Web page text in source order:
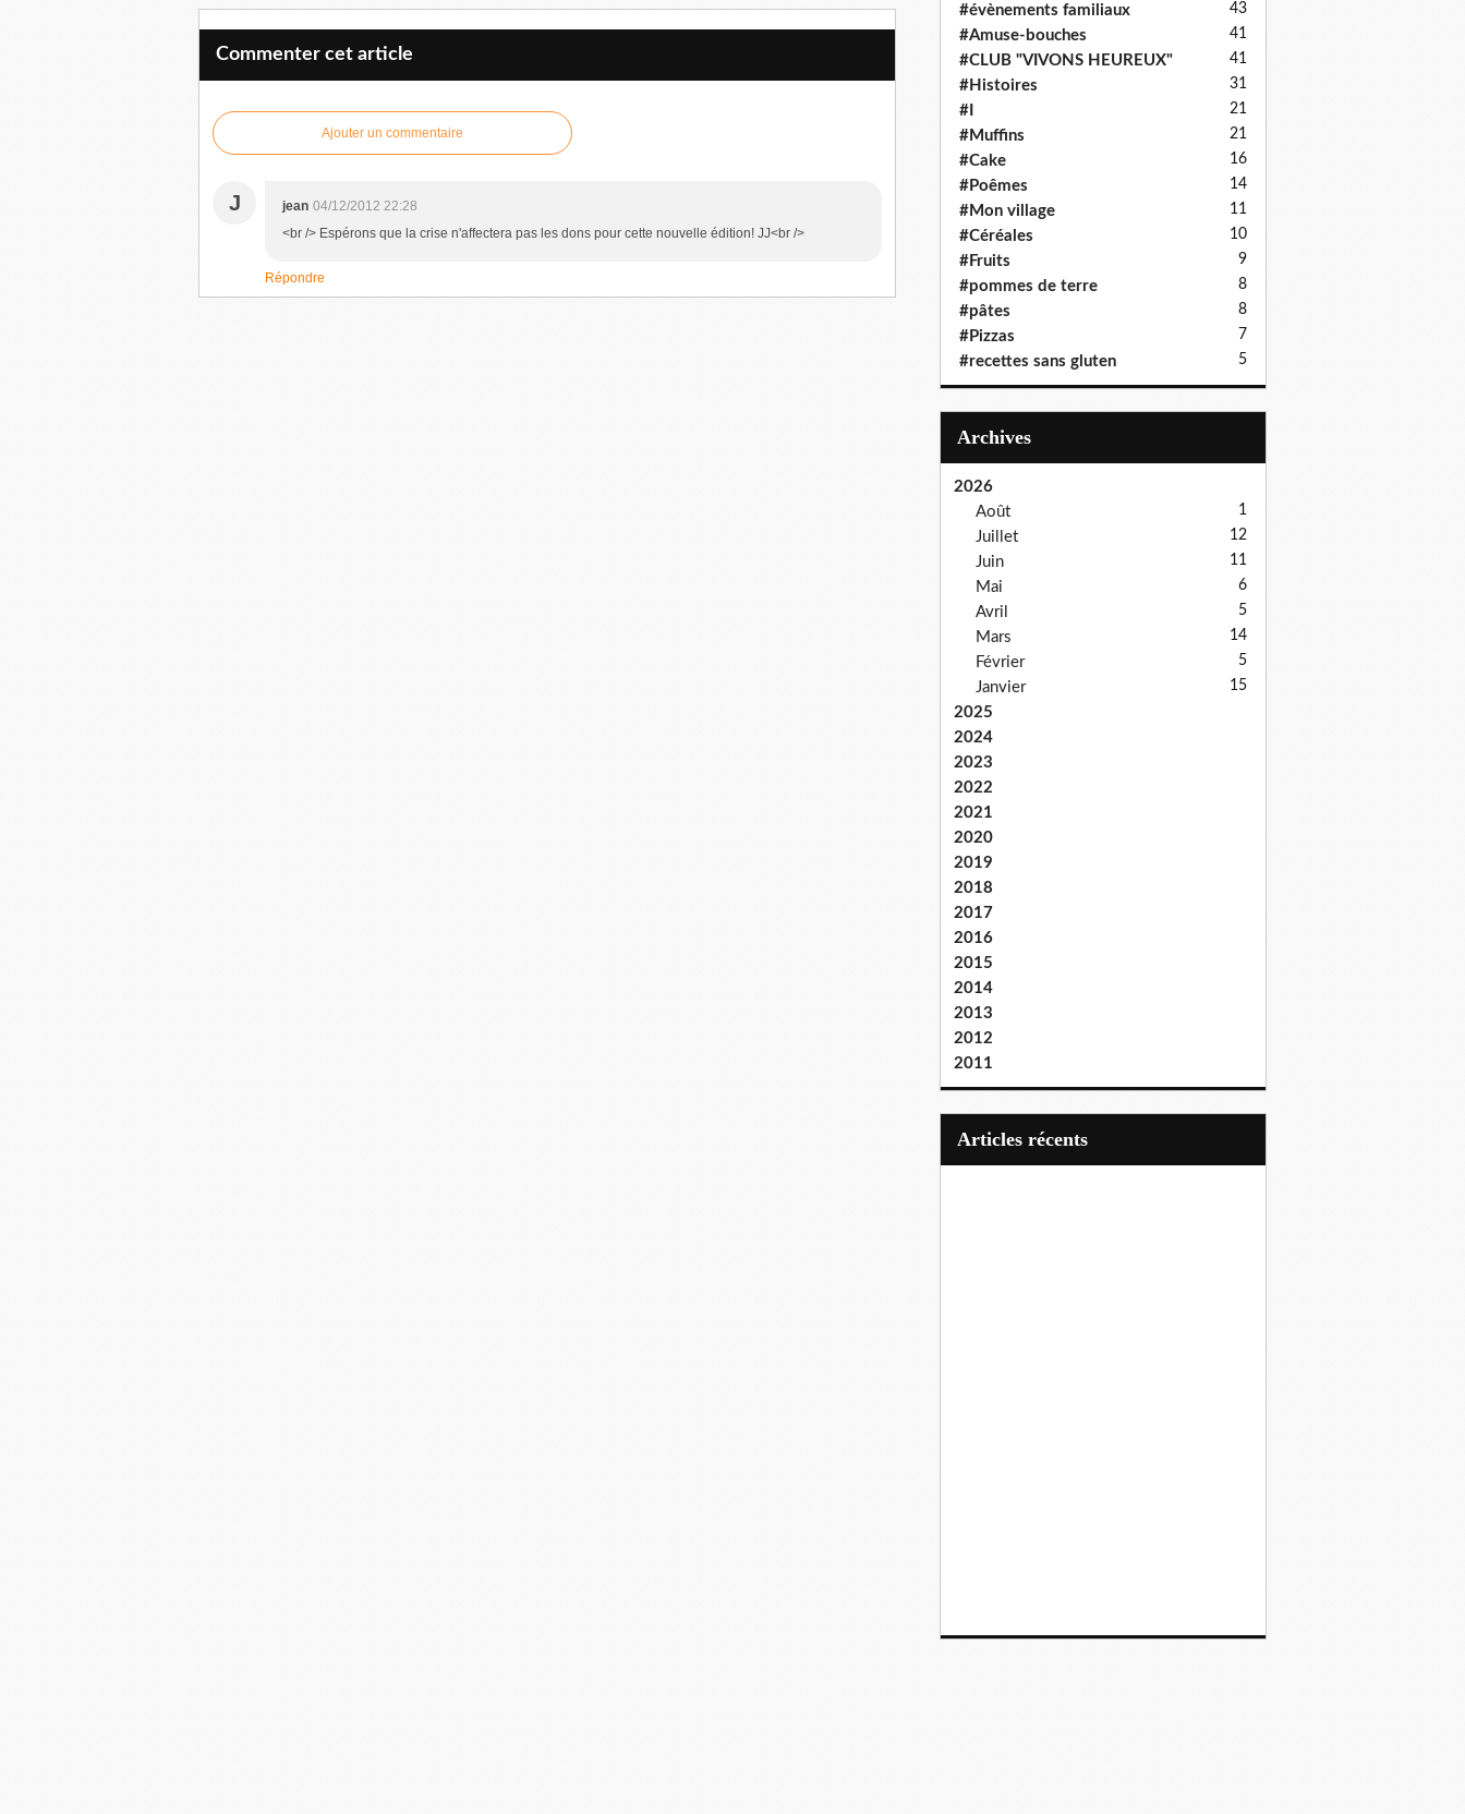
Commenter cet article
Ajouter un commentaire
J jean 04/12/2012 22:28
<br /> Espérons que la crise n'affectera pas les dons pour cette nouvelle édition! JJ<br />
Répondre
#évènements familiaux 43
#Amuse-bouches 41
#CLUB "VIVONS HEUREUX" 41
#Histoires 31
#I 21
#Muffins 21
#Cake 16
#Poêmes 14
#Mon village 11
#Céréales 10
#Fruits 9
#pommes de terre 8
#pâtes 8
#Pizzas 7
#recettes sans gluten 5
Archives
2026
Août
1
Juillet 12
Juin 11
Mai 6
Avril 5
Mars 14
Février 5
Janvier 15
2025
2024
2023
2022
2021
2020
2019
2018
2017
2016
2015
2014
2013
2012
2011
articles récents